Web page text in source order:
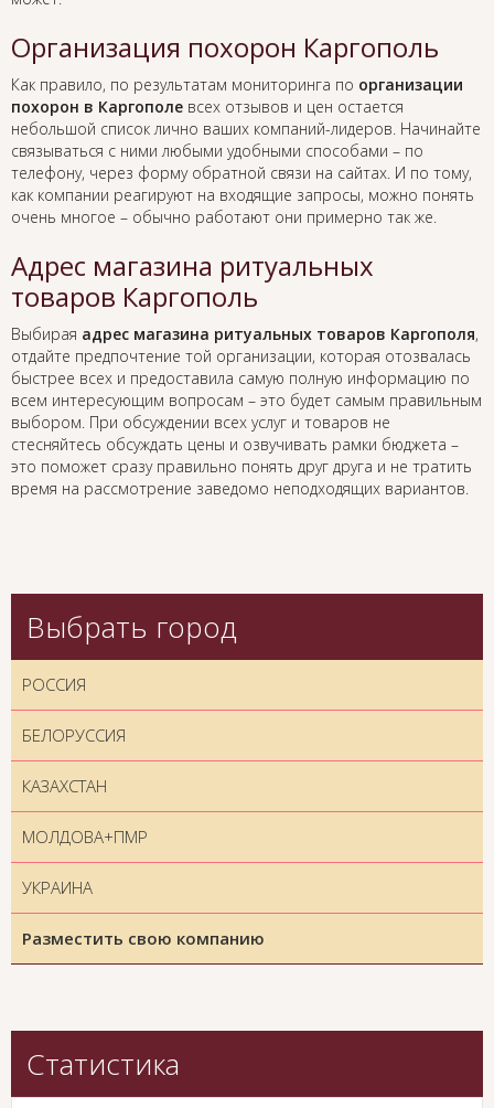
Организация похорон Каргополь
Как правило, по результатам мониторинга по организации
похорон в Каргополе всех отзывов и цен остается
небольшой список лично ваших компаний-лидеров. Начинайте
связываться с ними любыми удобными способами – по
телефону, через форму обратной связи на сайтах. И по тому,
как компании реагируют на входящие запросы, можно понять
очень многое – обычно работают они примерно так же.
Адрес магазина ритуальных
товаров Каргополь
Выбирая адрес магазина ритуальных товаров Каргополя,
отдайте предпочтение той организации, которая отозвалась
быстрее всех и предоставила самую полную информацию по
всем интересующим вопросам – это будет самым правильным
выбором. При обсуждении всех услуг и товаров не
стесняйтесь обсуждать цены и озвучивать рамки бюджета –
это поможет сразу правильно понять друг друга и не тратить
время на рассмотрение заведомо неподходящих вариантов.
Выбрать город
РОССИЯ
БЕЛОРУССИЯ
КАЗАХСТАН
МОЛДОВА+ПМР
УКРАИНА
Разместить свою компанию
Статистика